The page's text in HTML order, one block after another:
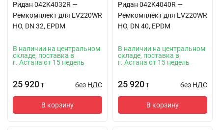
Ридан 042K4032R —
Ремкомплект для EV220WR
НО, DN 32, EPDM
В наличии на центральном
складе, поставка в
г. Астана от 15 недель
25 920 T без НДС
В корзину
Ридан 042K4040R —
Ремкомплект для EV220WR
НО, DN 40, EPDM
В наличии на центральном
складе, поставка в
г. Астана от 15 недель
25 920 T без НДС
В корзину